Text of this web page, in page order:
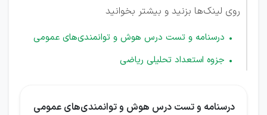
روی لینک‌ها بزنید و بیشتر بخوانید
درسنامه و تست درس هوش و توانمندی‌های عمومی
جزوه استعداد تحلیلی ریاضی
درسنامه و تست درس هوش و توانمندی‌های عمومی